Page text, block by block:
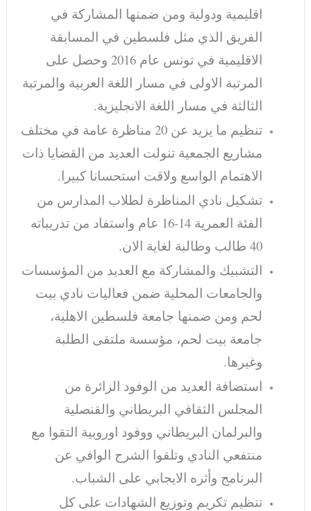
اقليمية ودولية ومن ضمنها المشاركة في
الفريق الذي مثل فلسطين في المسابقة
الاقليمية في تونس عام 2016 وحصل على
المرتبة الاولى في مسار اللغة العربية والمرتبة
الثالثة في مسار اللغة الانجليزية.
تنظيم ما يزيد عن 20 مناظرة عامة في مختلف
مشاريع الجمعية تنولت العديد من القضايا ذات
الاهتمام الواسع ولاقت استحسانا كبيرا.
تشكيل نادي المناظرة لطلاب المدارس من
الفئة العمرية 14-16 عام واستفاد من تدريباته
40 طالب وطالبة لغاية الان.
التشبيك والمشاركة مع العديد من المؤسسات
والجامعات المحلية ضمن فعاليات نادي بيت
لحم ومن ضمنها جامعة فلسطين الاهلية،
جامعة بيت لحم، مؤسسة ملتقى الطلبة
وغيرها.
استضافة العديد من الوفود الزائرة من
المجلس الثقافي البريطاني والقنصلية
والبرلمان البريطاني ووفود اوروبية التقوا مع
منتفعي النادي وتلقوا الشرح الوافي عن
البرنامج وأثره الايجابي على الشباب.
تنظيم تكريم وتوزيع الشهادات على كل